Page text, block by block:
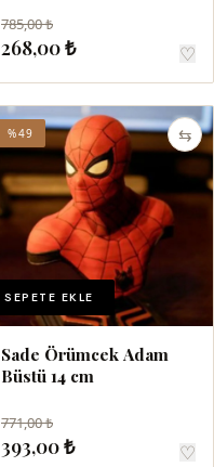
785,00 ₺
268,00 ₺ ♡
⇆
%49
SEPETE EKLE
Sade Örümcek Adam
Büstü 14 cm
771,00 ₺
393,00 ₺ ♡